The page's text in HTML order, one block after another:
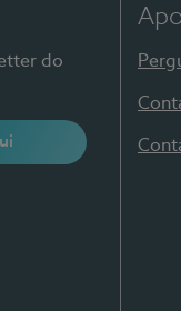
do